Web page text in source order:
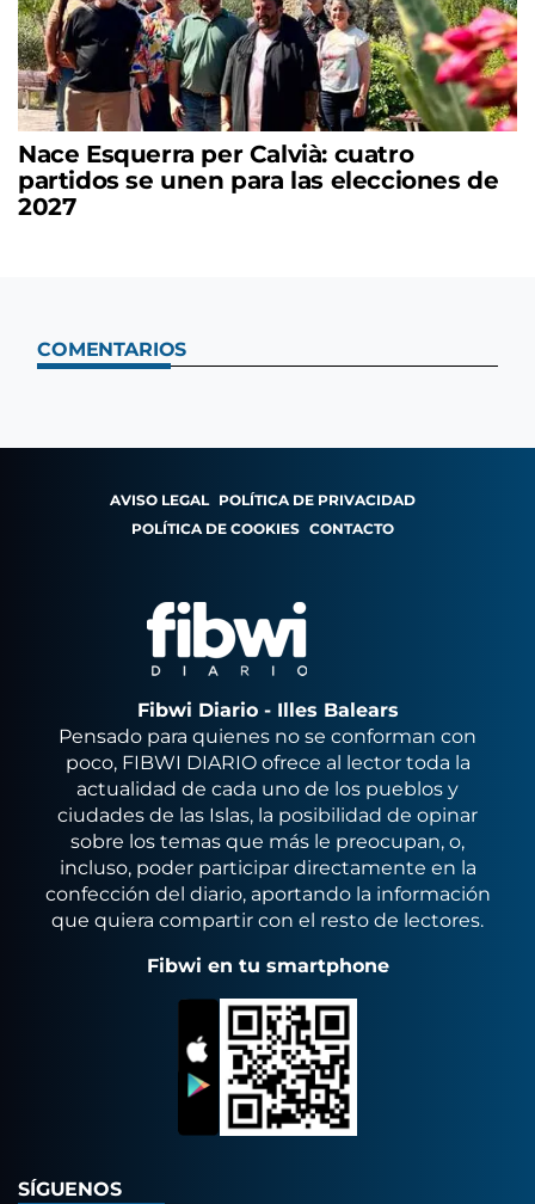
Nace Esquerra per Calvià: cuatro
partidos se unen para las elecciones de
2027
COMENTARIOS
AVISO LEGAL POLÍTICA DE PRIVACIDAD
POLÍTICA DE COOKIES CONTACTO
Fibwi Diario - Illes Balears
Pensado para quienes no se conforman con
poco, FIBWI DIARIO ofrece al lector toda la
actualidad de cada uno de los pueblos y
ciudades de las Islas, la posibilidad de opinar
sobre los temas que más le preocupan, o,
incluso, poder participar directamente en la
confección del diario, aportando la información
que quiera compartir con el resto de lectores.
Fibwi en tu smartphone
SÍGUENOS